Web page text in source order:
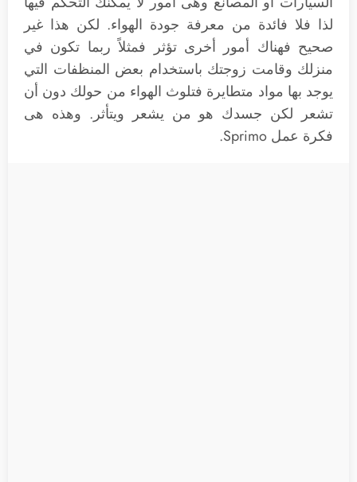
لذا فلا فائدة من معرفة جودة الهواء. لكن هذا غير
صحيح فهناك أمور أخرى تؤثر فمثلاً ربما تكون في
منزلك وقامت زوجتك باستخدام بعض المنظفات التي
يوجد بها مواد متطايرة فتلوث الهواء من حولك دون أن
تشعر لكن جسدك هو من يشعر ويتأثر. وهذه هى
فكرة عمل Sprimo.